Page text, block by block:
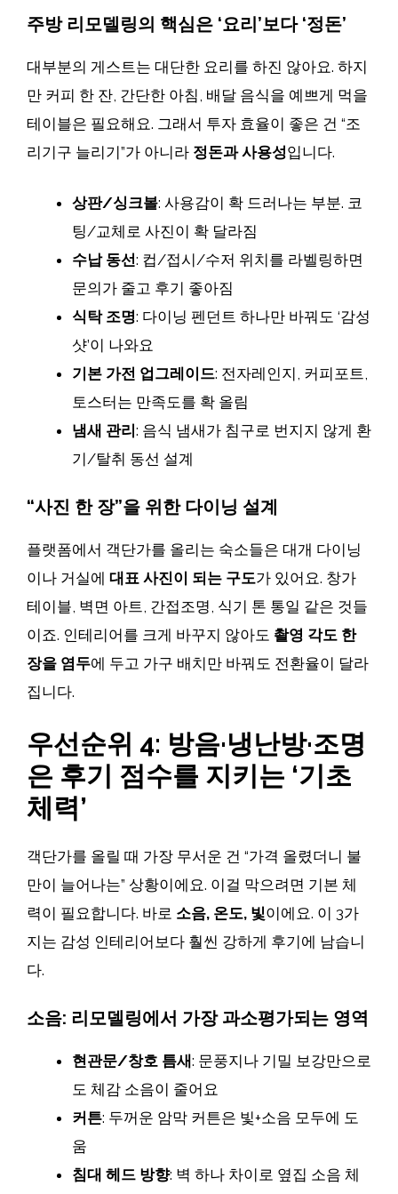
주방 리모델링의 핵심은 ‘요리’보다 ‘정돈’
대부분의 게스트는 대단한 요리를 하진 않아요. 하지
만 커피 한 잔, 간단한 아침, 배달 음식을 예쁘게 먹을
테이블은 필요해요. 그래서 투자 효율이 좋은 건 “조
리기구 늘리기”가 아니라 정돈과 사용성입니다.
상판/싱크볼: 사용감이 확 드러나는 부분. 코
팅/교체로 사진이 확 달라짐
수납 동선: 컵/접시/수저 위치를 라벨링하면
문의가 줄고 후기 좋아짐
식탁 조명: 다이닝 펜던트 하나만 바꿔도 ‘감성
샷’이 나와요
기본 가전 업그레이드: 전자레인지, 커피포트,
토스터는 만족도를 확 올림
냄새 관리 : 음식 냄새가 침구로 번지지 않게 환
기/탈취 동선 설계
“사진 한 장”을 위한 다이닝 설계
플랫폼에서 객단가를 올리는 숙소들은 대개 다이닝
이나 거실에 대표 사진이 되는 구도가 있어요. 창가
테이블, 벽면 아트, 간접조명, 식기 톤 통일 같은 것들
이죠. 인테리어를 크게 바꾸지 않아도 촬영 각도 한
장을 염두에 두고 가구 배치만 바꿔도 전환율이 달라
집니다.
우선순위 4: 방음·냉난방·조명
은 후기 점수를 지키는 ‘기초
체력’
객단가를 올릴 때 가장 무서운 건 “가격 올렸더니 불
만이 늘어나는” 상황이에요. 이걸 막으려면 기본 체
력이 필요합니다. 바로 소음, 온도, 빛이에요. 이 3가
지는 감성 인테리어보다 훨씬 강하게 후기에 남습니
다.
소음: 리모델링에서 가장 과소평가되는 영역
현관문/창호 틈새: 문풍지나 기밀 보강만으로
도 체감 소음이 줄어요
커튼: 두꺼운 암막 커튼은 빛+소음 모두에 도
움
침대 헤드 방향: 벽 하나 차이로 옆집 소음 체